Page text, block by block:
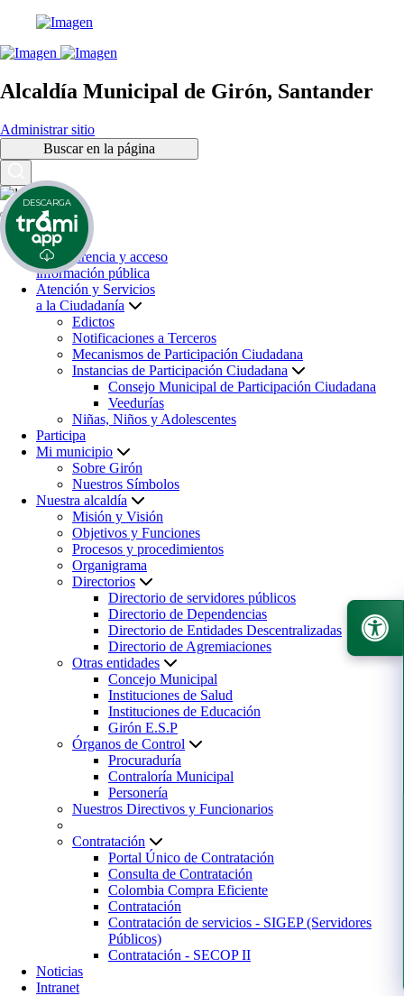
Alcaldía Municipal de Girón, Santander
Administrar sitio
Buscar en la página
Inicio
Transparencia y acceso
información pública
Atención y Servicios
a la Ciudadanía
Edictos
Notificaciones a Terceros
Mecanismos de Participación Ciudadana
Instancias de Participación Ciudadana
Consejo Municipal de Participación Ciudadana
Veedurías
Niñas, Niños y Adolescentes
Participa
Mi municipio
Sobre Girón
Nuestros Símbolos
Nuestra alcaldía
Misión y Visión
Objetivos y Funciones
Procesos y procedimientos
Organigrama
Directorios
Directorio de servidores públicos
Directorio de Dependencias
Directorio de Entidades Descentralizadas
Directorio de Agremiaciones
Otras entidades
Concejo Municipal
Instituciones de Salud
Instituciones de Educación
Girón E.S.P
Órganos de Control
Procuraduría
Contraloría Municipal
Personería
Nuestros Directivos y Funcionarios
Contratación
Portal Único de Contratación
Consulta de Contratación
Colombia Compra Eficiente
Contratación
Contratación de servicios - SIGEP (Servidores
Públicos)
Contratación - SECOP II
Noticias
Intranet
DESCARGA